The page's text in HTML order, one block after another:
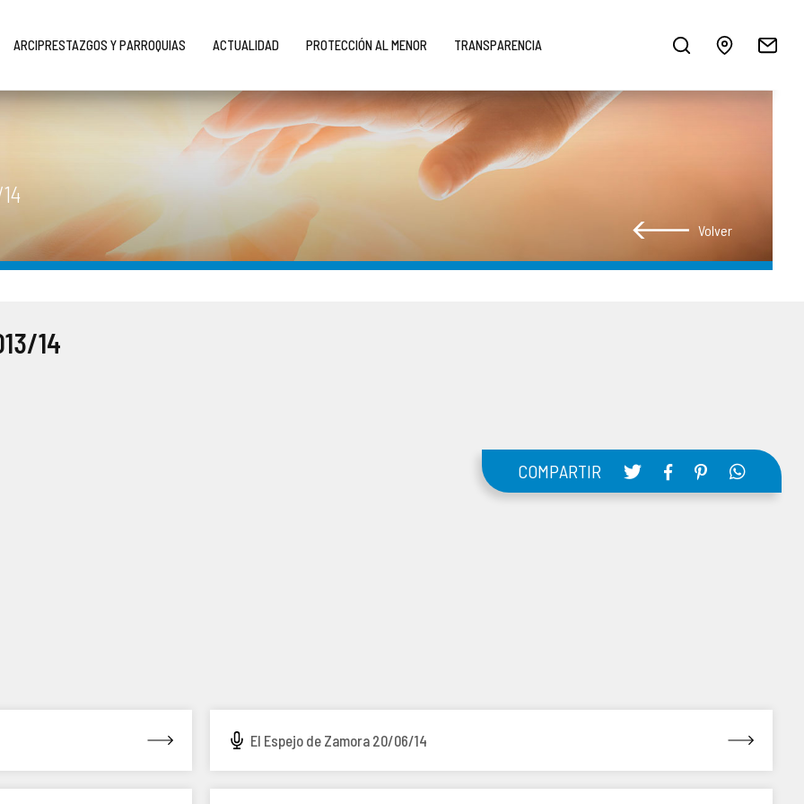
ARCIPRESTAZGOS Y PARROQUIAS ACTUALIDAD PROTECCIÓN AL MENOR TRANSPARENCIA
Volver
14
COMPARTIR
El Espejo de Zamora 20/06/14